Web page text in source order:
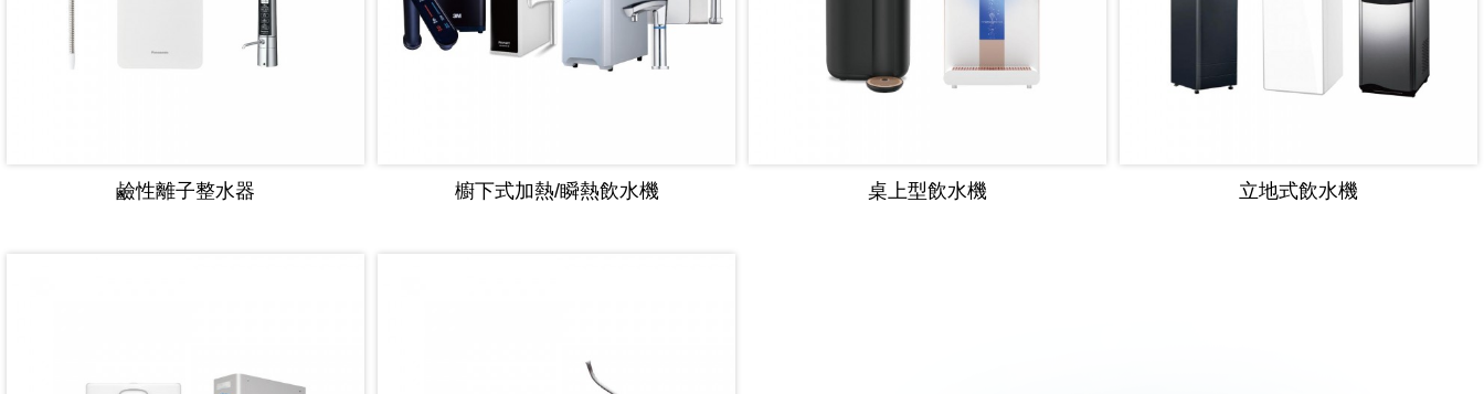
鹼性離子整水器 櫥下式加熱/瞬熱飲水機 桌上型飲水機 立地式飲水機